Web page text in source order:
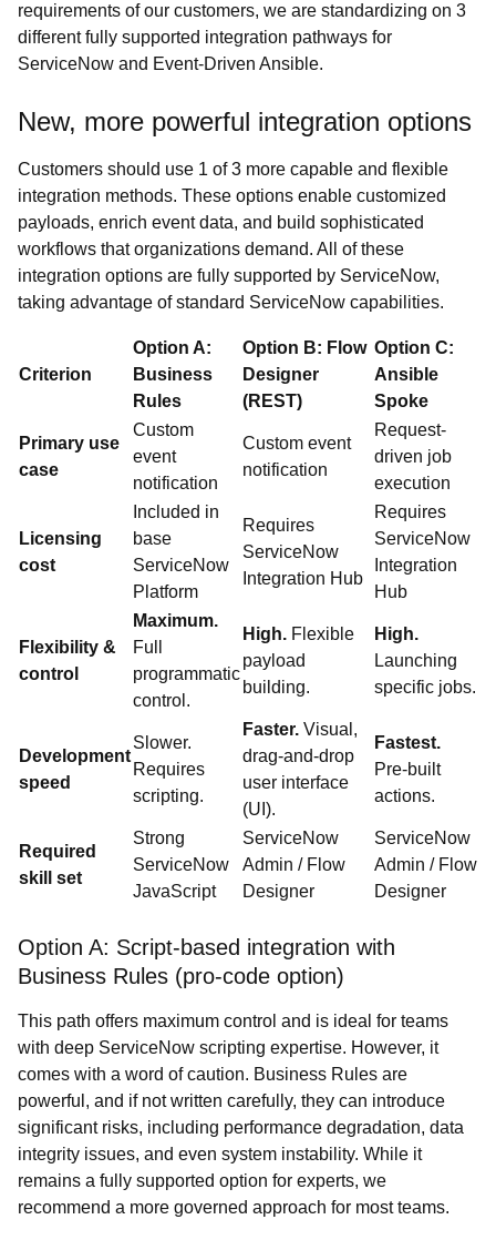
requirements of our customers, we are standardizing on 3
different fully supported integration pathways for
ServiceNow and Event-Driven Ansible.
New, more powerful integration options
Customers should use 1 of 3 more capable and flexible
integration methods. These options enable customized
payloads, enrich event data, and build sophisticated
workflows that organizations demand. All of these
integration options are fully supported by ServiceNow,
taking advantage of standard ServiceNow capabilities.
Criterion
Option A:
Business
Rules
Option B: Flow
Designer
(REST)
Option C:
Ansible
Spoke
Primary use
case
Custom
event
notification
Custom event
notification
Request-
driven job
execution
Licensing
cost
Included in
base
ServiceNow
Platform
Requires
ServiceNow
Integration Hub
Requires
ServiceNow
Integration
Hub
Flexibility &
control
Maximum.
Full
programmatic
control.
High. Flexible
payload
building.
High.
Launching
specific jobs.
Development
speed
Slower.
Requires
scripting.
Faster. Visual,
drag-and-drop
user interface
(UI).
Fastest.
Pre-built
actions.
Required
skill set
Strong
ServiceNow
JavaScript
ServiceNow
Admin / Flow
Designer
ServiceNow
Admin / Flow
Designer
Option A: Script-based integration with
Business Rules (pro-code option)
This path offers maximum control and is ideal for teams
with deep ServiceNow scripting expertise. However, it
comes with a word of caution. Business Rules are
powerful, and if not written carefully, they can introduce
significant risks, including performance degradation, data
integrity issues, and even system instability. While it
remains a fully supported option for experts, we
recommend a more governed approach for most teams.